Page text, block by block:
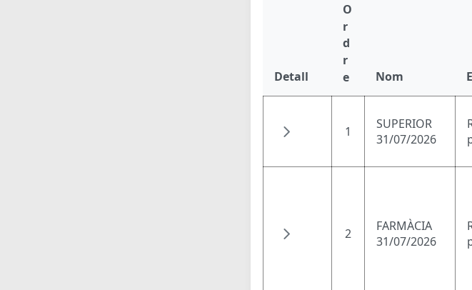
Detall
O
r
d
r
e
Nom
1
SUPERIOR
31/07/2026
2
FARMÀCIA
31/07/2026